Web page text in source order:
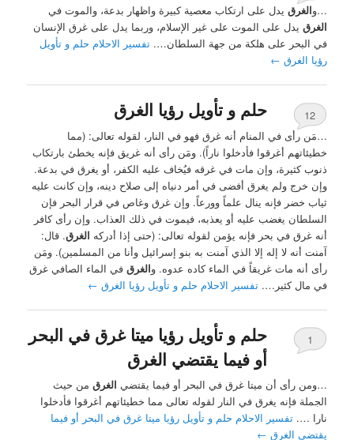
…والغرق يدل على ارتكاب معصية كبيرة واظهار بدعة، والموت في
الغرق يدل على الموت على غير الإسلام، وربما يدل على غرق الإنسان
في البحر على هلكة من جهة السلطان….تفسير الاحلام حلم و تأويل
رؤيا الغرق ←
حلم و تأويل رؤيا الغرق
12
…مَن رأى في المنام أنه غرق فهو في النار، لقوله تعالى: (مما
خطيئاتهم أغرقوا فأدخلوا ناراً). ومَن رأى أنه غريق فإنه يخطئ بارتكاب
ذنوب كثيرة، وإن مات في غرقه فيُخاف عليه الكفر، أو يغرق في بدعة.
وإن خرج ولم يغرق أفضى في أمر دنياه إلى صلاح دينه، وإن كانت عليه
ثياب خضر فإنه ينال علماً وورعاً. وإن غرق وغاص في قرار البحر فإن
السلطان يغضب عليه أو يعذبه، فيموت في ذلك العذاب. وإن رأى كافر
أنه غرق في بحر فإنه يؤمن لقوله تعالى: (حتى إذا أدركه الغرق. قال:
آمنت أنه لا إله إلا الذي آمنت به بنو إسرائيل وأنا من المسلمين). ومَن
رأى أنه مات غريقاً في الماء كاده عدوه. والغرق في الماء الصافي غرق
في مال كثير….تفسير الاحلام حلم و تأويل رؤيا الغرق ←
حلم و تأويل رؤيا ميتا غرق في البحر
أو فيما يقتضي الغرق
1
…ومن رأى أن ميتا غرق في البحر أو فيما يقتضي الغرق من حيث
الجملة فإنه يغرق في النار لقوله تعالى مما خطيئاتهم أغرقوا فأدخلوا
نارا ….تفسير الاحلام حلم و تأويل رؤيا ميتا غرق في البحر أو فيما
يقتضي الغرق ←